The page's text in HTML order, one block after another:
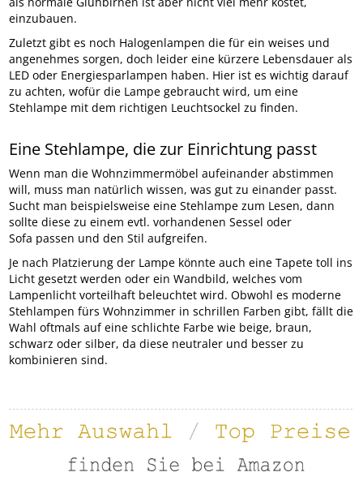
einzubauen.
Zuletzt gibt es noch Halogenlampen die für ein weises und
angenehmes sorgen, doch leider eine kürzere Lebensdauer als
LED oder Energiesparlampen haben. Hier ist es wichtig darauf
zu achten, wofür die Lampe gebraucht wird, um eine
Stehlampe mit dem richtigen Leuchtsockel zu finden.
Eine Stehlampe, die zur Einrichtung passt
Wenn man die Wohnzimmermöbel aufeinander abstimmen
will, muss man natürlich wissen, was gut zu einander passt.
Sucht man beispielsweise eine Stehlampe zum Lesen, dann
sollte diese zu einem evtl. vorhandenen Sessel oder
Sofa passen und den Stil aufgreifen.
Je nach Platzierung der Lampe könnte auch eine Tapete toll ins
Licht gesetzt werden oder ein Wandbild, welches vom
Lampenlicht vorteilhaft beleuchtet wird. Obwohl es moderne
Stehlampen fürs Wohnzimmer in schrillen Farben gibt, fällt die
Wahl oftmals auf eine schlichte Farbe wie beige, braun,
schwarz oder silber, da diese neutraler und besser zu
kombinieren sind.